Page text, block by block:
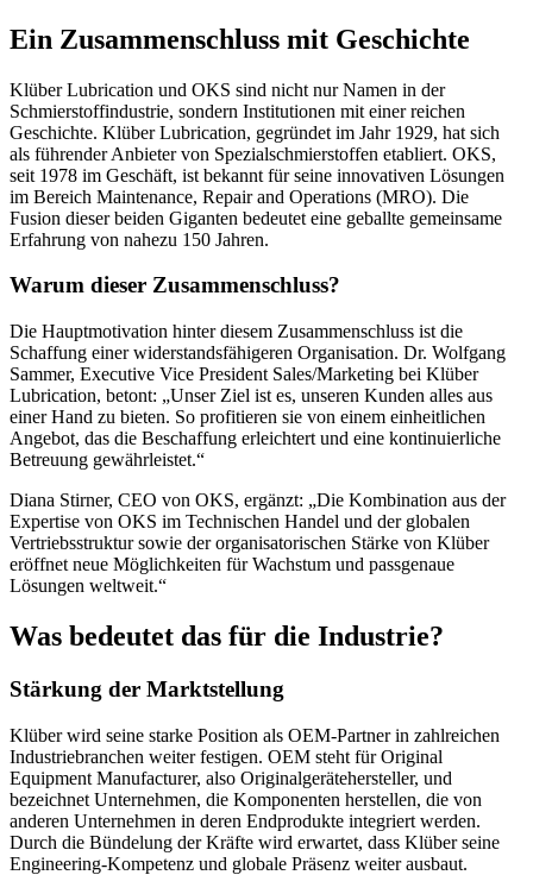
Ein Zusammenschluss mit Geschichte
Klüber Lubrication und OKS sind nicht nur Namen in der
Schmierstoffindustrie, sondern Institutionen mit einer reichen
Geschichte. Klüber Lubrication, gegründet im Jahr 1929, hat sich
als führender Anbieter von Spezialschmierstoffen etabliert. OKS,
seit 1978 im Geschäft, ist bekannt für seine innovativen Lösungen
im Bereich Maintenance, Repair and Operations (MRO). Die
Fusion dieser beiden Giganten bedeutet eine geballte gemeinsame
Erfahrung von nahezu 150 Jahren.
Warum dieser Zusammenschluss?
Die Hauptmotivation hinter diesem Zusammenschluss ist die
Schaffung einer widerstandsfähigeren Organisation. Dr. Wolfgang
Sammer, Executive Vice President Sales/Marketing bei Klüber
Lubrication, betont: „Unser Ziel ist es, unseren Kunden alles aus
einer Hand zu bieten. So profitieren sie von einem einheitlichen
Angebot, das die Beschaffung erleichtert und eine kontinuierliche
Betreuung gewährleistet.“
Diana Stirner, CEO von OKS, ergänzt: „Die Kombination aus der
Expertise von OKS im Technischen Handel und der globalen
Vertriebsstruktur sowie der organisatorischen Stärke von Klüber
eröffnet neue Möglichkeiten für Wachstum und passgenaue
Lösungen weltweit.“
Was bedeutet das für die Industrie?
Stärkung der Marktstellung
Klüber wird seine starke Position als OEM-Partner in zahlreichen
Industriebranchen weiter festigen. OEM steht für Original
Equipment Manufacturer, also Originalgerätehersteller, und
bezeichnet Unternehmen, die Komponenten herstellen, die von
anderen Unternehmen in deren Endprodukte integriert werden.
Durch die Bündelung der Kräfte wird erwartet, dass Klüber seine
Engineering-Kompetenz und globale Präsenz weiter ausbaut.